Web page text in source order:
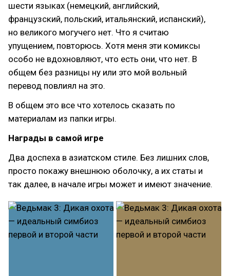
шести языках (немецкий, английский,
французский, польский, итальянский, испанский),
но великого могучего нет. Что я считаю
упущением, повторюсь. Хотя меня эти комиксы
особо не вдохновляют, что есть они, что нет. В
общем без разницы ну или это мой вольный
перевод повлиял на это.
В общем это все что хотелось сказать по
материалам из папки игры.
Награды в самой игре
Два доспеха в азиатском стиле. Без лишних слов,
просто покажу внешнюю оболочку, а их статы и
так далее, в начале игры может и имеют значение.